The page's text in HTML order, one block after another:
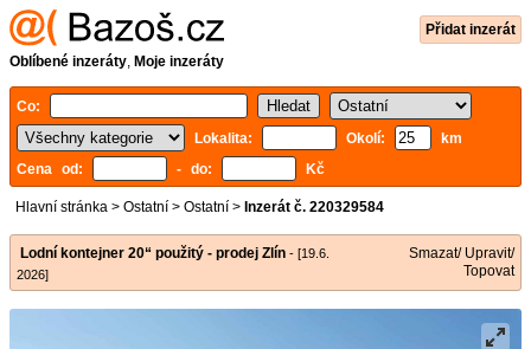
Přidat inzerát
Oblíbené inzeráty, Moje inzeráty
Co:
Lokalita:
Okolí:
km
Cena od:
- do: Kč
Hlavní stránka > Ostatní > Ostatní > Inzerát č. 220329584
Lodní kontejner 20“ použitý - prodej Zlín - [19.6.
2026]
Smazat/ Upravit/
Topovat